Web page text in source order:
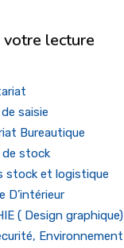
votre lecture
saisie
Bureautique
de stock
stock et logistique
D’intérieur
( Design graphique)
Environnement